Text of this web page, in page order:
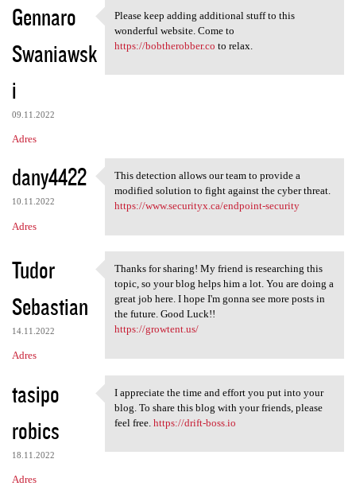
Gennaro
Swaniawsk
i
09.11.2022
Adres
Please keep adding additional
Please keep adding additional stuff to this
wonderful website. Come to
https://bobtherobber.co to relax.
dany4422
10.11.2022
Adres
This detection allows our
This detection allows our team to provide a
modified solution to fight against the cyber threat.
https://www.securityx.ca/endpoint-security
Tudor
Sebastian
14.11.2022
Adres
Thanks for sharing! My friend
Thanks for sharing! My friend is researching this
topic, so your blog helps him a lot. You are doing a
great job here. I hope I'm gonna see more posts in
the future. Good Luck!!
https://growtent.us/
tasipo
robics
18.11.2022
Adres
I appreciate the time and
I appreciate the time and effort you put into your
blog. To share this blog with your friends, please
feel free. https://drift-boss.io